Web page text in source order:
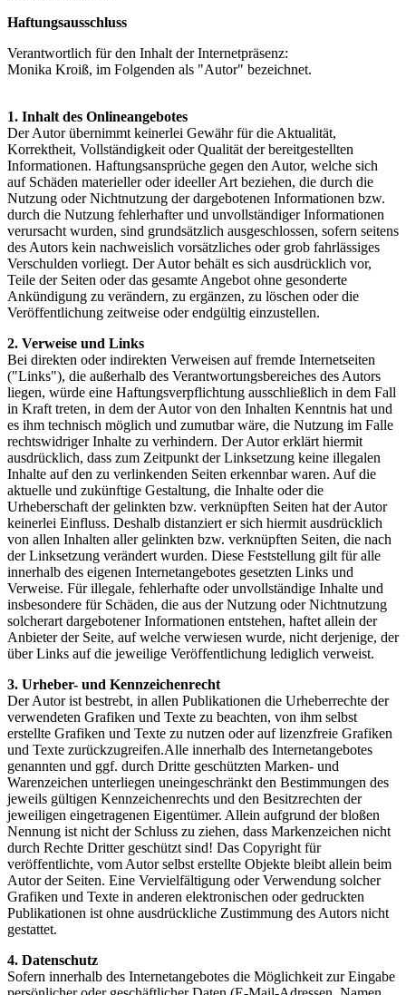
Haftungsausschluss
Verantwortlich für den Inhalt der Internetpräsenz:
Monika Kroiß, im Folgenden als "Autor" bezeichnet.
1. Inhalt des Onlineangebotes
Der Autor übernimmt keinerlei Gewähr für die Aktualität,
Korrektheit, Vollständigkeit oder Qualität der bereitgestellten
Informationen. Haftungsansprüche gegen den Autor, welche sich
auf Schäden materieller oder ideeller Art beziehen, die durch die
Nutzung oder Nichtnutzung der dargebotenen Informationen bzw.
durch die Nutzung fehlerhafter und unvollständiger Informationen
verursacht wurden, sind grundsätzlich ausgeschlossen, sofern seitens
des Autors kein nachweislich vorsätzliches oder grob fahrlässiges
Verschulden vorliegt. Der Autor behält es sich ausdrücklich vor,
Teile der Seiten oder das gesamte Angebot ohne gesonderte
Ankündigung zu verändern, zu ergänzen, zu löschen oder die
Veröffentlichung zeitweise oder endgültig einzustellen.
2. Verweise und Links
Bei direkten oder indirekten Verweisen auf fremde Internetseiten
("Links"), die außerhalb des Verantwortungsbereiches des Autors
liegen, würde eine Haftungsverpflichtung ausschließlich in dem Fall
in Kraft treten, in dem der Autor von den Inhalten Kenntnis hat und
es ihm technisch möglich und zumutbar wäre, die Nutzung im Falle
rechtswidriger Inhalte zu verhindern. Der Autor erklärt hiermit
ausdrücklich, dass zum Zeitpunkt der Linksetzung keine illegalen
Inhalte auf den zu verlinkenden Seiten erkennbar waren. Auf die
aktuelle und zukünftige Gestaltung, die Inhalte oder die
Urheberschaft der gelinkten bzw. verknüpften Seiten hat der Autor
keinerlei Einfluss. Deshalb distanziert er sich hiermit ausdrücklich
von allen Inhalten aller gelinkten bzw. verknüpften Seiten, die nach
der Linksetzung verändert wurden. Diese Feststellung gilt für alle
innerhalb des eigenen Internetangebotes gesetzten Links und
Verweise. Für illegale, fehlerhafte oder unvollständige Inhalte und
insbesondere für Schäden, die aus der Nutzung oder Nichtnutzung
solcherart dargebotener Informationen entstehen, haftet allein der
Anbieter der Seite, auf welche verwiesen wurde, nicht derjenige, der
über Links auf die jeweilige Veröffentlichung lediglich verweist.
3. Urheber- und Kennzeichenrecht
Der Autor ist bestrebt, in allen Publikationen die Urheberrechte der
verwendeten Grafiken und Texte zu beachten, von ihm selbst
erstellte Grafiken und Texte zu nutzen oder auf lizenzfreie Grafiken
und Texte zurückzugreifen.Alle innerhalb des Internetangebotes
genannten und ggf. durch Dritte geschützten Marken- und
Warenzeichen unterliegen uneingeschränkt den Bestimmungen des
jeweils gültigen Kennzeichenrechts und den Besitzrechten der
jeweiligen eingetragenen Eigentümer. Allein aufgrund der bloßen
Nennung ist nicht der Schluss zu ziehen, dass Markenzeichen nicht
durch Rechte Dritter geschützt sind! Das Copyright für
veröffentlichte, vom Autor selbst erstellte Objekte bleibt allein beim
Autor der Seiten. Eine Vervielfältigung oder Verwendung solcher
Grafiken und Texte in anderen elektronischen oder gedruckten
Publikationen ist ohne ausdrückliche Zustimmung des Autors nicht
gestattet.
4. Datenschutz
Sofern innerhalb des Internetangebotes die Möglichkeit zur Eingabe